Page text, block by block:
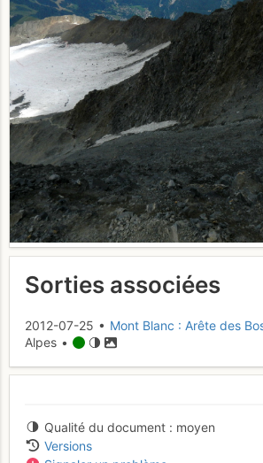
Sorties associées
2012-07-25 • Mont Blanc : Arête des
Alpes •
Qualité du document
moyen
Versions